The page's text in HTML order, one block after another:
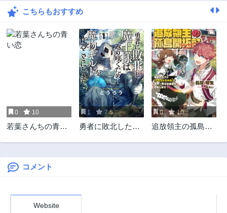
第135話
第133話
9ヶ月前
第132話
10ヶ月前
第130話
11ヶ月前
第128話
1年前
第127話
1年前
第126話
1年前
第125話 第124.5話
第124話
第122話
こちらもおすすめ
0 10
若葉さんちの青い
1 7.5
勇者に敗北した魔
作ることにしまし
0 10
追放領主の孤島開
コメント
Website